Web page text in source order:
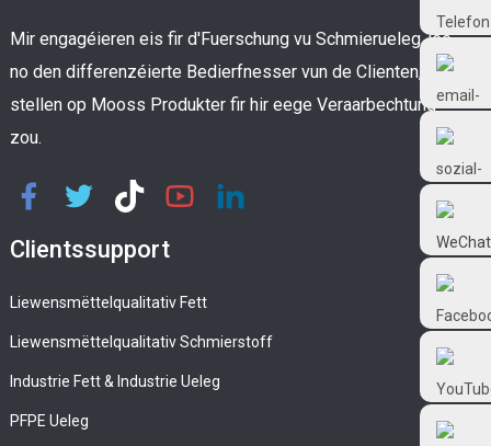
Mir engagéieren eis fir d'Fuerschung vu Schmierueleg, jee
no den differenzéierte Bedierfnesser vun de Clienten, a
stellen op Mooss Produkter fir hir eege Veraarbechtung
zou.
Clientssupport
Liewensmëttelqualitativ Fett
Liewensmëttelqualitativ Schmierstoff
Industrie Fett & Industrie Ueleg
PFPE Ueleg